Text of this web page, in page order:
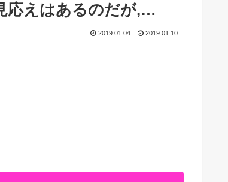
応えはあるのだが,…
2019.01.04 2019.01.10